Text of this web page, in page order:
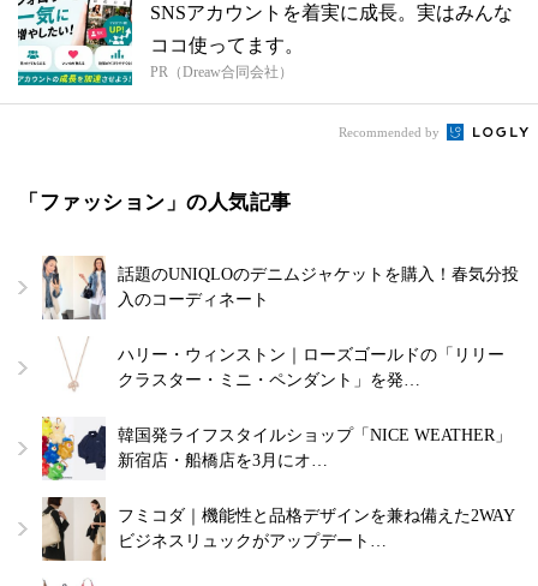
SNSアカウントを着実に成長。実はみんな
ココ使ってます。
PR（Dreaw合同会社）
Recommended by
「ファッション」の人気記事
話題のUNIQLOのデニムジャケットを購入！春気分投
入のコーディネート
ハリー・ウィンストン｜ローズゴールドの「リリー
クラスター・ミニ・ペンダント」を発…
韓国発ライフスタイルショップ「NICE WEATHER」
新宿店・船橋店を3月にオ…
フミコダ｜機能性と品格デザインを兼ね備えた2WAY
ビジネスリュックがアップデート…